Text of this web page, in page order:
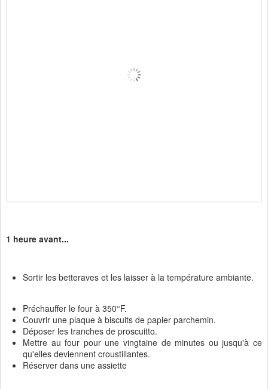
1 heure avant...
Sortir les betteraves et les laisser à la température ambiante.
Préchauffer le four à 350°F.
Couvrir une plaque à biscuits de papier parchemin.
Déposer les tranches de proscuitto.
Mettre au four pour une vingtaine de minutes ou jusqu'à ce
qu'elles deviennent croustillantes.
Réserver dans une assiette